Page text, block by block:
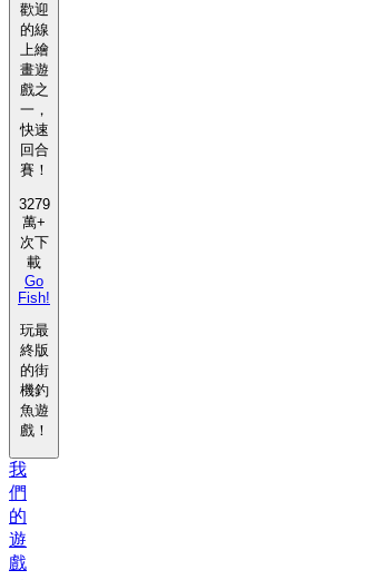
歡迎
的線
上繪
畫遊
戲之
一，
快速
回合
賽！
3279
萬+
次下
載
Go
Fish!
玩最
終版
的街
機釣
魚遊
戲！
我
們
的
遊
戲